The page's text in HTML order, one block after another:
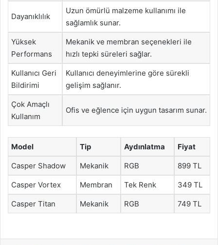
Dayanıklılık
Uzun ömürlü malzeme kullanımı ile
sağlamlık sunar.
Yüksek
Performans
Mekanik ve membran seçenekleri ile
hızlı tepki süreleri sağlar.
Kullanıcı Geri
Bildirimi
Kullanıcı deneyimlerine göre sürekli
gelişim sağlanır.
Çok Amaçlı
Kullanım
Ofis ve eğlence için uygun tasarım sunar.
Model Tip Aydınlatma Fiyat
Casper Shadow Mekanik RGB 899 TL
Casper Vortex Membran Tek Renk 349 TL
Casper Titan Mekanik RGB 749 TL